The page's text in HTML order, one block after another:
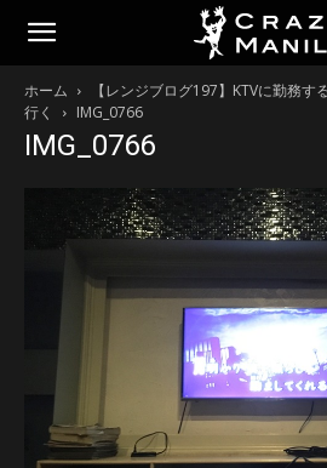
ホーム
【レンジブログ197】KTVに勤務
行く
IMG_0766
IMG_0766